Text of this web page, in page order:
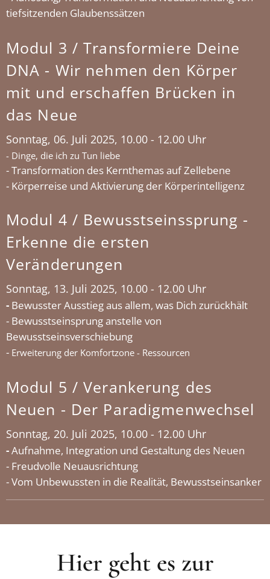
tiefsitzenden Glaubenssätzen
Modul 3 / Transformiere Deine
DNA - Wir nehmen den Körper
mit und erschaffen Brücken in
das Neue
Sonntag, 06. Juli 2025, 10.00 - 12.00 Uhr
- Dinge, die ich zu Tun liebe
- Transformation des Kernthemas auf Zellebene
- Körperreise und Aktivierung der Körperintelligenz
Modul 4 / Bewusstseinssprung -
Erkenne die ersten
Veränderungen
Sonntag, 13. Juli 2025, 10.00 - 12.00 Uhr
- Bewusster Ausstieg aus allem, was Dich zurückhält
- Bewusstseinsprung anstelle von
Bewusstseinsverschiebung
- Erweiterung der Komfortzone - Ressourcen
Modul 5 / Verankerung des
Neuen - Der Paradigmenwechsel
Sonntag, 20. Juli 2025, 10.00 - 12.00 Uhr
-Aufnahme, Integration und Gestaltung des Neuen
- Freudvolle Neuausrichtung
- Vom Unbewussten in die Realität, Bewusstseinsanker
Hier geht es zur